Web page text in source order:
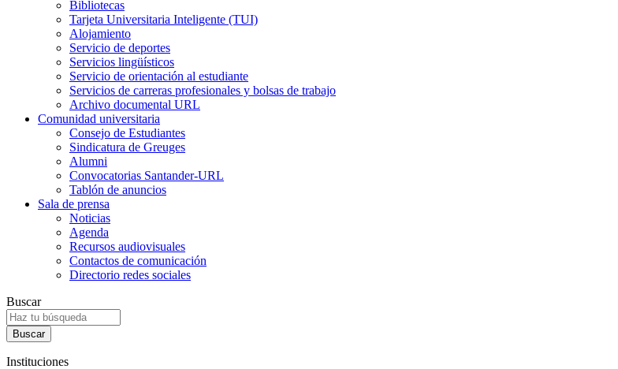
Bibliotecas
Tarjeta Universitaria Inteligente (TUI)
Alojamiento
Servicio de deportes
Servicios lingüísticos
Servicio de orientación al estudiante
Servicios de carreras profesionales y bolsas de trabajo
Archivo documental URL
Comunidad universitaria
Consejo de Estudiantes
Sindicatura de Greuges
Alumni
Convocatorias Santander-URL
Tablón de anuncios
Sala de prensa
Noticias
Agenda
Recursos audiovisuales
Contactos de comunicación
Directorio redes sociales
Buscar
Instituciones